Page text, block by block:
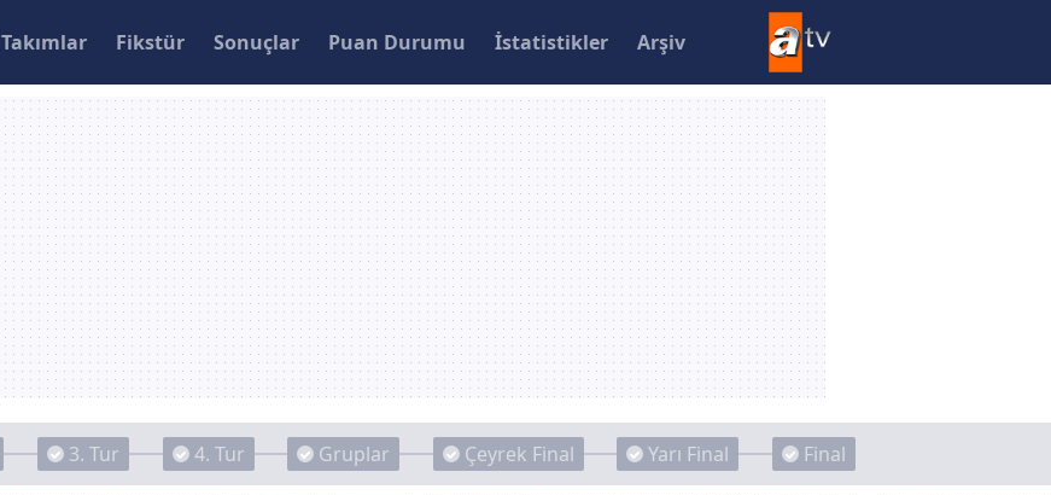
Takımlar Fikstür Sonuçlar Puan Durumu İstatistikler Arşiv
3. Tur 4. Tur Gruplar Çeyrek Final Yarı Final Final